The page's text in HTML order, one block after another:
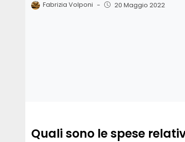
Fabrizia Volponi - 20 Maggio 2022
Quali sono le spese